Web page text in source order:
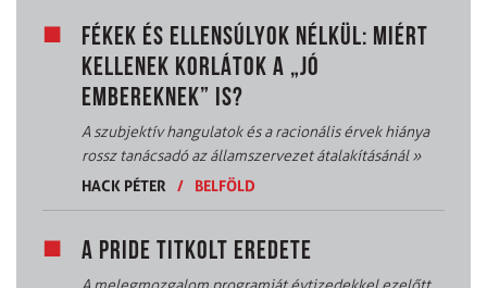
FÉKEK ÉS ELLENSÚLYOK NÉLKÜL: MIÉRT
KELLENEK KORLÁTOK A „JÓ
EMBEREKNEK” IS?
A szubjektív hangulatok és a racionális érvek hiánya
rossz tanácsadó az államszervezet átalakításánál»
HACK PÉTER / BELFÖLD
A PRIDE TITKOLT EREDETE